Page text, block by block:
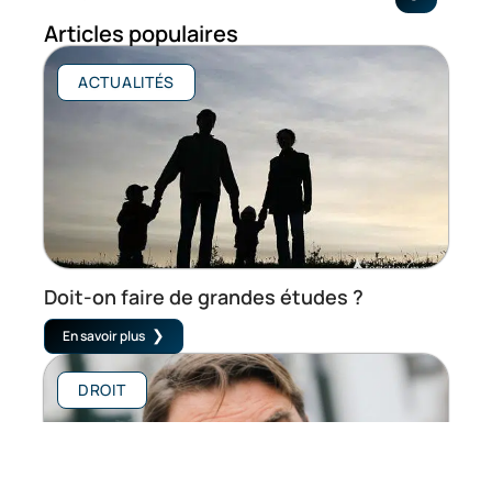
Articles populaires
ACTUALITÉS
Doit-on faire de grandes études ?
En savoir plus
DROIT